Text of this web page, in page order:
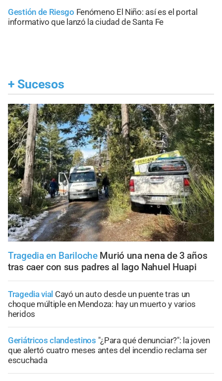
Gestión de Riesgo Fenómeno El Niño: así es el portal
informativo que lanzó la ciudad de Santa Fe
+ Sucesos
Tragedia en Bariloche Murió una nena de 3 años
tras caer con sus padres al lago Nahuel Huapi
Tragedia vial Cayó un auto desde un puente tras un
choque múltiple en Mendoza: hay un muerto y varios
heridos
Geriátricos clandestinos "¿Para qué denunciar?": la joven
que alertó cuatro meses antes del incendio reclama ser
escuchada